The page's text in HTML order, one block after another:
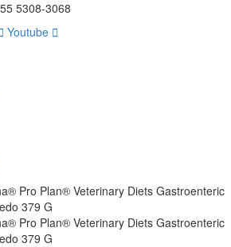
5308-3068
Youtube
Pro Plan® Veterinary Diets Gastroenteric
379 G
Pro Plan® Veterinary Diets Gastroenteric
379 G